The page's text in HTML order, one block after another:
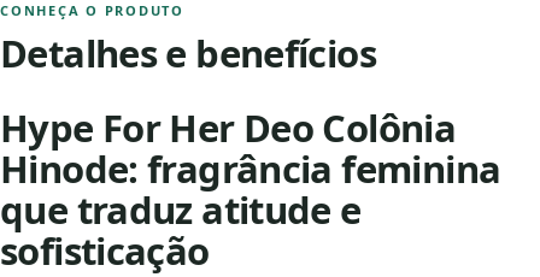
CONHEÇA O PRODUTO
Detalhes e benefícios
Hype For Her Deo Colônia
Hinode: fragrância feminina
que traduz atitude e
sofisticação